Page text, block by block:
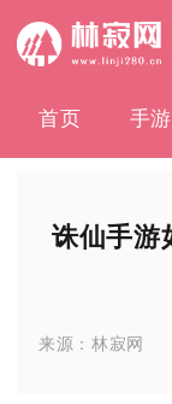
首页 手
诛仙手游
来源：林寂网